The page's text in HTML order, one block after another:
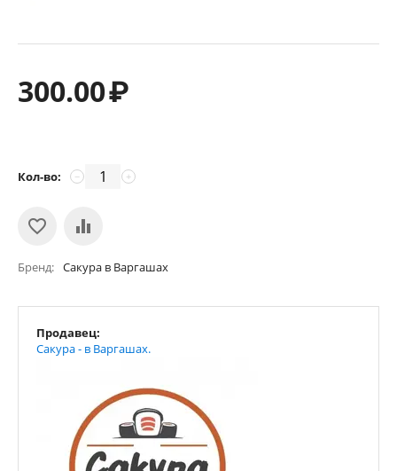
300.00₽
Кол-во: +
−
Бренд Сакура в Варгашах
Продавец:
Сакура - в Варгашах.